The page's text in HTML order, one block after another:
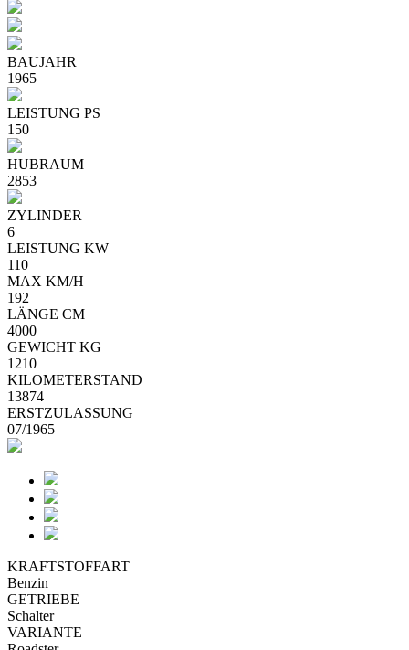
BAUJAHR
1965
LEISTUNG PS
150
HUBRAUM
2853
ZYLINDER
6
LEISTUNG KW
110
MAX KM/H
192
LÄNGE CM
4000
GEWICHT KG
1210
KILOMETERSTAND
13874
ERSTZULASSUNG
07/1965
KRAFTSTOFFART
Benzin
GETRIEBE
Schalter
VARIANTE